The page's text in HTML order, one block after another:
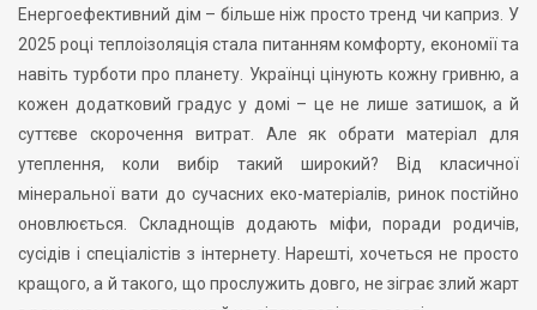
Енергоефективний дім – більше ніж просто тренд чи каприз. У
2025 році теплоізоляція стала питанням комфорту, економії та
навіть турботи про планету. Українці цінують кожну гривню, а
кожен додатковий градус у домі – це не лише затишок, а й
суттєве скорочення витрат. Але як обрати матеріал для
утеплення, коли вибір такий широкий? Від класичної
мінеральної вати до сучасних еко-матеріалів, ринок постійно
оновлюється. Складнощів додають міфи, поради родичів,
сусідів і спеціалістів з інтернету. Нарешті, хочеться не просто
кращого, а й такого, що прослужить довго, не зіграє злий жарт